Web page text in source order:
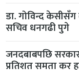
डा. गोविन्द केसीसँग
सचिव धनगढी पुगे
जनदबाबपछि सरकार
प्रतिशत समता कर